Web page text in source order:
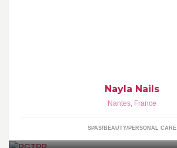
Nayla Nails
Nantes, France
SPAS/BEAUTY/PERSONAL CARE